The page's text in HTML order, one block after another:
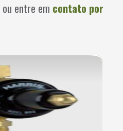
ou entre em contato por